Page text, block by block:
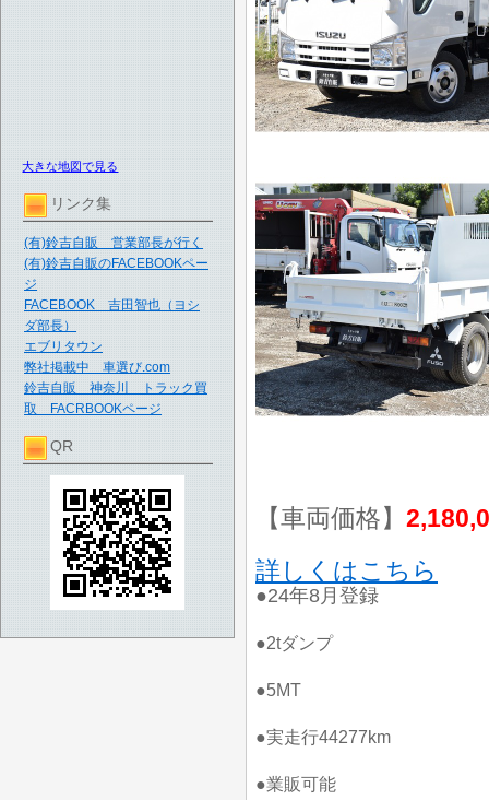
大きな地図で見る
リンク集
(有)鈴吉自販 営業部長が行く
(有)鈴吉自販のFACEBOOKペー
ジ
FACEBOOK 吉田智也（ヨシ
ダ部長）
エブリタウン
弊社掲載中 車選び.com
鈴吉自販 神奈川 トラック買
取 FACRBOOKページ
QR
【車両価格】
詳しくはこちら
●24年8月登録
●2tダンプ
●5MT
●実走行44277km
●業販可能